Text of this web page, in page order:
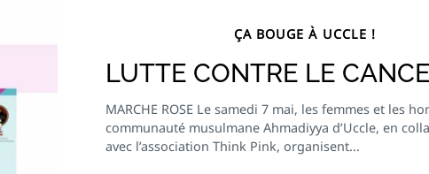
ÇA BOUGE À UCCLE !
LUTTE CONTRE LE
MARCHE ROSE Le samedi 7 mai, les femmes et les
communauté musulmane Ahmadiyya d’Uccle, en
avec l’association Think Pink, organisent...